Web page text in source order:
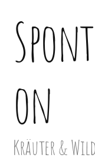
Inhalt
springen
on
Kräuter &